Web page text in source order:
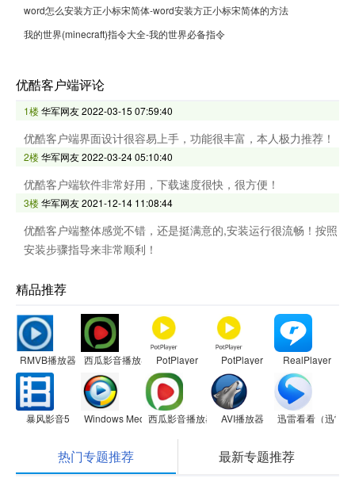
word怎么安装方正小标宋简体-word安装方正小标宋简体的方法
我的世界(minecraft)指令大全-我的世界必备指令
优酷客户端评论
1楼华军网友2022-03-15 07:59:40
优酷客户端界面设计很容易上手，功能很丰富，本人极力推荐！
2楼华军网友2022-03-24 05:10:40
优酷客户端软件非常好用，下载速度很快，很方便！
3楼华军网友2021-12-14 11:08:44
优酷客户端整体感觉不错，还是挺满意的,安装运行很流畅！按照
安装步骤指导来非常顺利！
精品推荐
RMVB播放器 西瓜影音播放器 PotPlayer PotPlayer RealPlayer
暴风影音5 Windows Media Player
西瓜影音播放器 AVI播放器 迅雷看看（迅雷
热门专题推荐 最新专题推荐